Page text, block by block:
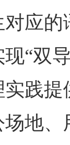
应
“双
践
地